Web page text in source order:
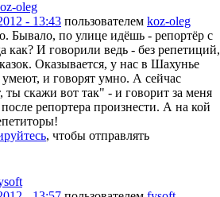
- 13:43 пользователем koz-oleg
Бывало, по улице идёшь - репортёр с
как? И говорили ведь - без репетиций,
Оказывается, у нас в Шахунье
и говорят умно. А сейчас
ты скажи вот так" - и говорит за меня
репортера произнести. А на кой
, чтобы отправлять